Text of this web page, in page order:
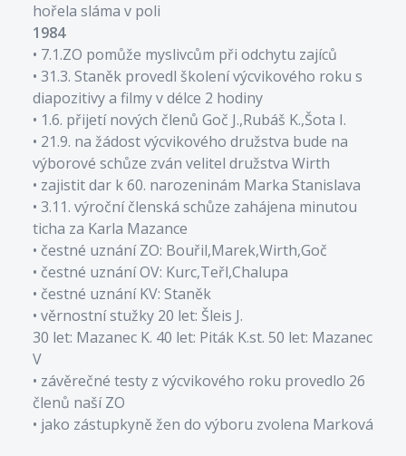
1984
• 7.1.ZO pomůže myslivcům při odchytu zajíců
• 31.3. Staněk provedl školení výcvikového roku s
diapozitivy a filmy v délce 2 hodiny
• 1.6. přijetí nových členů Goč J.,Rubáš K.,Šota I.
• 21.9. na žádost výcvikového družstva bude na
výborové schůze zván velitel družstva Wirth
• zajistit dar k 60. narozeninám Marka Stanislava
• 3.11. výroční členská schůze zahájena minutou
ticha za Karla Mazance
• čestné uznání ZO: Bouřil,Marek,Wirth,Goč
• čestné uznání OV: Kurc,Teřl,Chalupa
• čestné uznání KV: Staněk
• věrnostní stužky 20 let: Šleis J.
30 let: Mazanec K. 40 let: Piták K.st. 50 let: Mazanec
V
• závěrečné testy z výcvikového roku provedlo 26
členů naší ZO
• jako zástupkyně žen do výboru zvolena Marková